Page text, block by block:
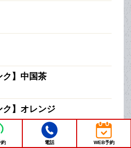
ク】中国茶
ク】オレンジ
】アップル
電話 WEB予約